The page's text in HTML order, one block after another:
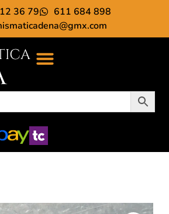
36 79
611 684 898